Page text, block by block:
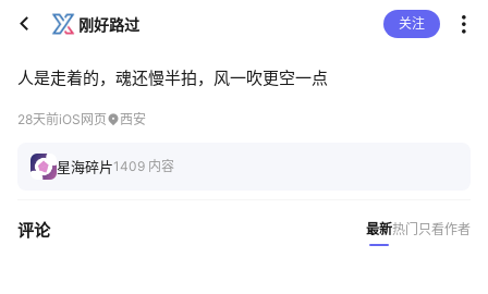
刚好路过 关注
人是走着的，魂还慢半拍，风一吹更空一点
28天前iOS网页 西安
星海碎片1409 内容
评论 最新热门 只看作者